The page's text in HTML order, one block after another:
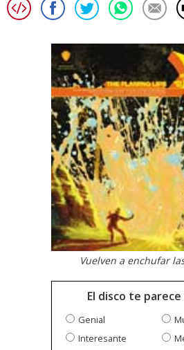
Vuelven a enchufar
El disco te parece
Genial
Interesante